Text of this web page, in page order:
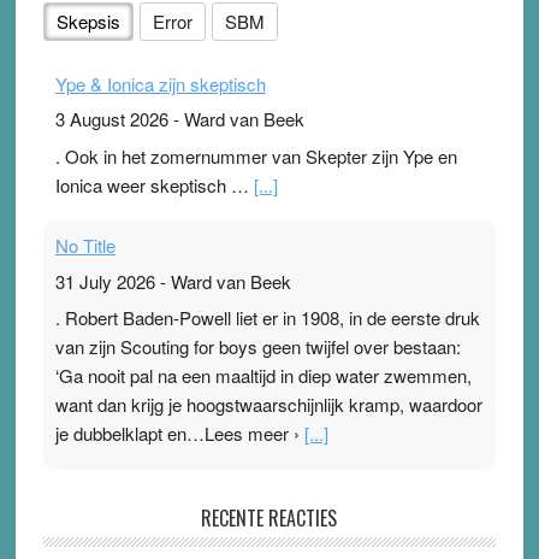
Skepsis Error SBM
Ype & Ionica zijn skeptisch
3 August 2026-Ward van Beek
. Ook in het zomernummer van Skepter zijn Ype en
Ionica weer skeptisch … [...]
No Title
31 July 2026-Ward van Beek
. Robert Baden-Powell liet er in 1908, in de eerste druk
van zijn Scouting for boys geen twijfel over bestaan:
‘Ga nooit pal na een maaltijd in diep water zwemmen,
want dan krijg je hoogstwaarschijnlijk kramp, waardoor
je dubbelklapt en…Lees meer › [...]
Ward van Beek
RECENTE REACTIES